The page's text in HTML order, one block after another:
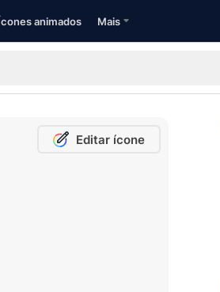
animados Mais
Editar ícone